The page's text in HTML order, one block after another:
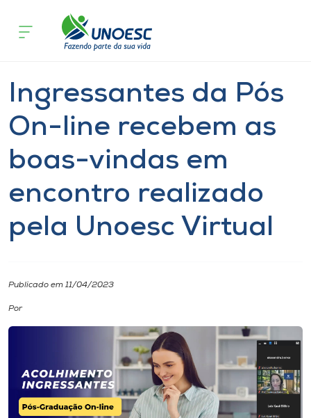
Cursos
Pesquisa
Atendimento ao Estudante
Portal de Ensino
A
Internacionalização
Diplomados
acontece
Ingressantes da Pós
On-line recebem as
boas-vindas em
encontro realizado
pela Unoesc Virtual
Publicado em 11/04/2023
Por